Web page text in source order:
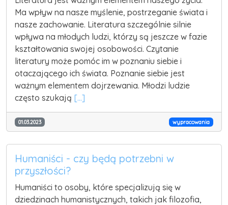
Ma wpływ na nasze myślenie, postrzeganie świata i
nasze zachowanie. Literatura szczególnie silnie
wpływa na młodych ludzi, którzy są jeszcze w fazie
kształtowania swojej osobowości. Czytanie
literatury może pomóc im w poznaniu siebie i
otaczającego ich świata. Poznanie siebie jest
ważnym elementem dojrzewania. Młodzi ludzie
często szukają [...]
01.03.2023 wypracowania
Humaniści - czy będą potrzebni w
przyszłości?
Humaniści to osoby, które specjalizują się w
dziedzinach humanistycznych, takich jak filozofia,